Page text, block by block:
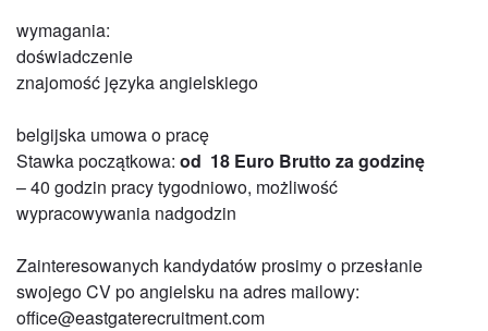
wymagania:
doświadczenie
znajomość języka angielskiego
belgijska umowa o pracę
Stawka początkowa: od 18 Euro Brutto za godzinę
– 40 godzin pracy tygodniowo, możliwość
wypracowywania nadgodzin
Zainteresowanych kandydatów prosimy o przesłanie
swojego CV po angielsku na adres mailowy:
office@eastgaterecruitment.com